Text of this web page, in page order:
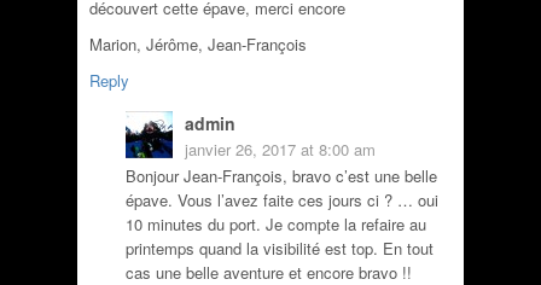
découvert cette épave, merci encore
Marion, Jérôme, Jean-François
Reply
admin
janvier 26, 2017 at 8:00 am
Bonjour Jean-François, bravo c’est une belle
épave. Vous l’avez faite ces jours ci ? … oui
10 minutes du port. Je compte la refaire au
printemps quand la visibilité est top. En tout
cas une belle aventure et encore bravo !!